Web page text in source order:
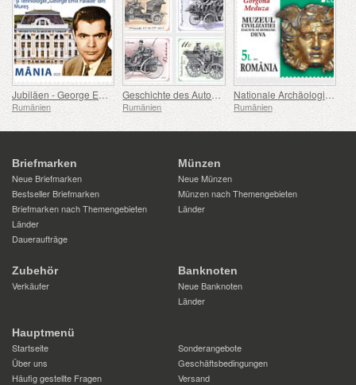
Jubiläen - George Emil Palade Universität für Medizin, Pharmazie, Naturwissenschaften und Technologie von Targu Mures
Rumänien
Geschichte des Automobils (II)
Rumänien
Nationale Archäologische Entdeckungen
Rumänien
Briefmarken
Neue Briefmarken
Bestseller Briefmarken
Briefmarken nach Themengebieten
Länder
Daueraufträge
Münzen
Neue Münzen
Münzen nach Themengebieten
Länder
Zubehör
Verkäufer
Banknoten
Neue Banknoten
Länder
Hauptmenü
Startseite
Sonderangebote
Über uns
Geschäftsbedingungen
Häufig gestellte Fragen
Versand